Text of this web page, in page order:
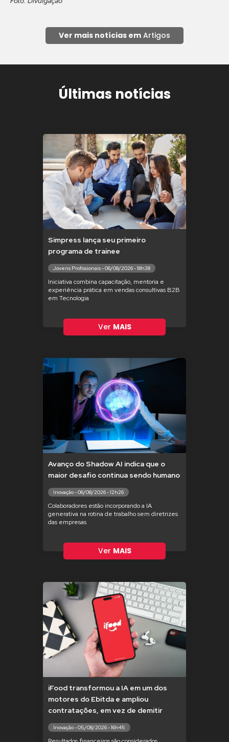
Ver mais notícias em Artigos
Últimas notícias
Simpress lança seu primeiro
programa de trainee
Jovens Profissionais - 06/08/2026 - 18h38
Iniciativa combina capacitação, mentoria e
experiência prática em vendas consultivas B2B
em Tecnologia
Ver MAIS
Avanço do Shadow AI indica que o
maior desafio continua sendo humano
Inovação - 06/08/2026 - 12h26
Colaboradores estão incorporando a IA
generativa na rotina de trabalho sem diretrizes
das empresas
Ver MAIS
iFood transformou a IA em um dos
motores do Ebitda e ampliou
contratações, em vez de demitir
Inovação - 05/08/2026 - 16h45